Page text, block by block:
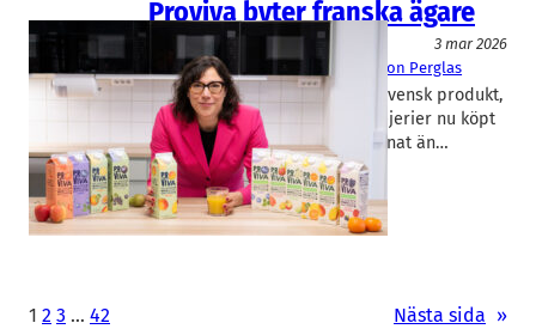
Proviva byter franska ägare
Livsmedel/Functional Food
3 mar 2026
ProViva, Skånemejerier Cecilia von Perglas
Man kan tro att Proviva är en svensk produkt,
särskilt i och med att Skånemejerier nu köpt
bolaget. Men nej, det är allt annat än…
1 2 3 … 42 Nästa sida »